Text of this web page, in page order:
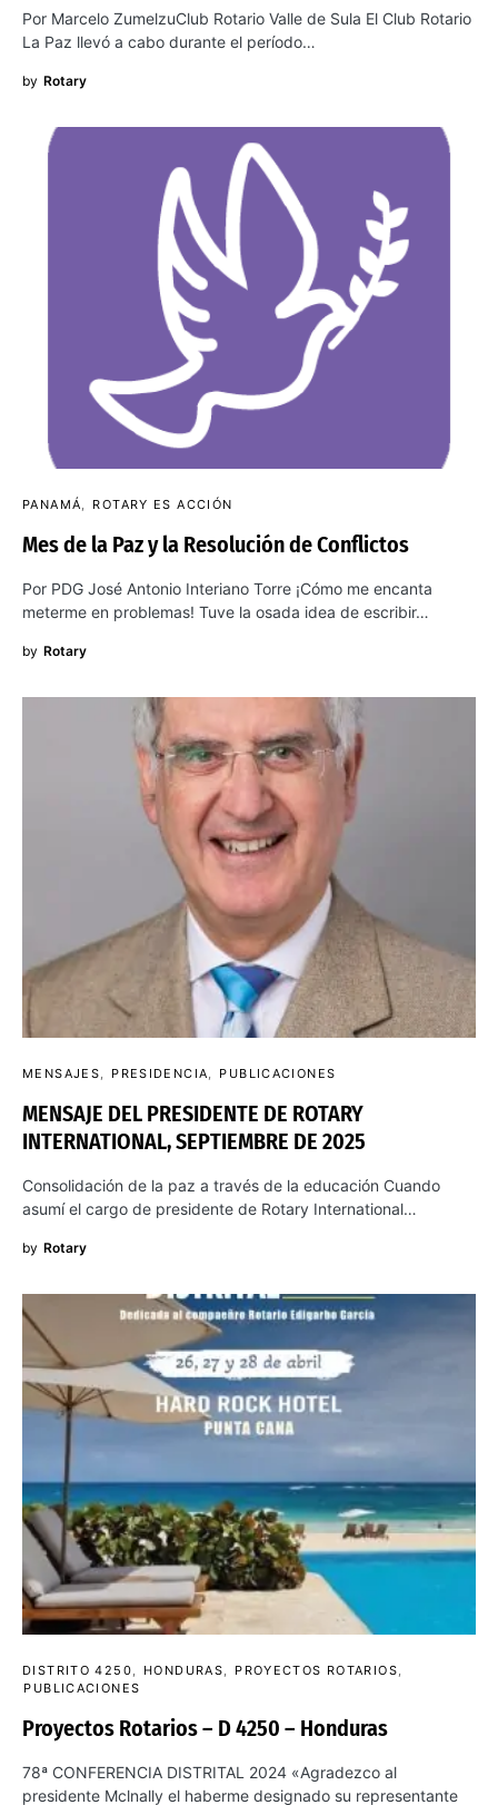
Por Marcelo ZumelzuClub Rotario Valle de Sula El Club Rotario
La Paz llevó a cabo durante el período…
by Rotary
PANAMÁ ROTARY ES ACCIÓN
Mes de la Paz y la Resolución de Conflictos
Por PDG José Antonio Interiano Torre ¡Cómo me encanta
meterme en problemas! Tuve la osada idea de escribir…
by Rotary
MENSAJES PRESIDENCIA PUBLICACIONES
MENSAJE DEL PRESIDENTE DE ROTARY
INTERNATIONAL, SEPTIEMBRE DE 2025
Consolidación de la paz a través de la educación Cuando
asumí el cargo de presidente de Rotary International…
by Rotary
DISTRITO 4250 HONDURAS
PROYECTOS ROTARIOS
PUBLICACIONES
Proyectos Rotarios – D 4250 – Honduras
78ª CONFERENCIA DISTRITAL 2024 «Agradezco al
presidente Mclnally el haberme designado su representante